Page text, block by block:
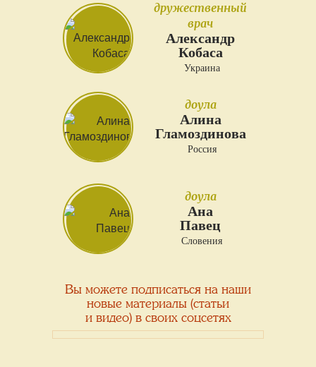
дружественный
врач
Александр
Кобаса
Украина
доула
Алина
Гламоздинова
Россия
доула
Ана
Павец
Словения
Вы можете подписаться на наши
новые материалы (статьи
и видео) в своих соцсетях